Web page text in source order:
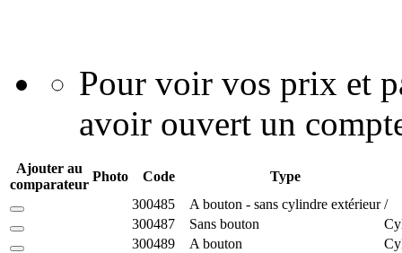
Pour voir vos prix et
avoir ouvert un
Ajouter au
comparateur
Photo Code
Type
300485
A bouton - sans cylindre extérieur /
300487
Sans bouton
300489
A bouton